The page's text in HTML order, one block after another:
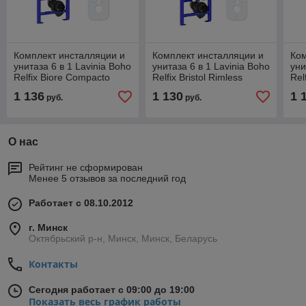
Комплект инсталляции и
унитаза 6 в 1 Lavinia Boho
Relfix Biore Compacto
1 136 руб.
Комплект инсталляции и
унитаза 6 в 1 Lavinia Boho
Relfix Bristol Rimless
1 130руб. 1
О нас
Рейтинг не сформирован
Менее 5 отзывов за последний год
Работает с 08.10.2012
г. Минск
Октябрьский р-н, Минск, Минск, Беларусь
Контакты
Сегодня работает с 09:00 до 19:00
Показать весь график работы